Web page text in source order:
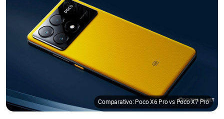
Comparativo: Poco X6 Pro vs Poco X7 Pro